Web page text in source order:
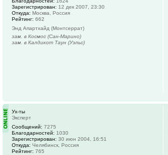
Зарегистрирован: 12 дек 2007, 23:30
Откуда: Москва, Россия
Рейтинг: 662
Энд Апартхайд (Монтсеррат)
зам. в Космос (Сан-Марино)
зам. в Калдикот Таун (Уэльс)
Ух-ты
Эксперт
Сообщений: 7275
Благодарностей: 1030
Зарегистрирован: 30 июн 2004, 16:51
Откуда: Челябинск, Россия
Рейтинг: 765